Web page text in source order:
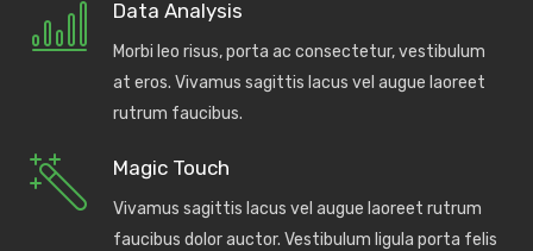
Data Analysis
Morbi leo risus, porta ac consectetur, vestibulum
at eros. Vivamus sagittis lacus vel augue laoreet
rutrum faucibus.
Magic Touch
Vivamus sagittis lacus vel augue laoreet rutrum
faucibus dolor auctor. Vestibulum ligula porta felis